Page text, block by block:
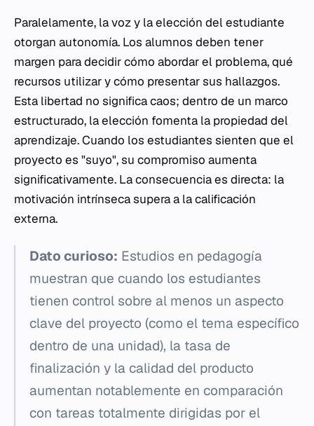
Paralelamente, la voz y la elección del estudiante
otorgan autonomía. Los alumnos deben tener
margen para decidir cómo abordar el problema, qué
recursos utilizar y cómo presentar sus hallazgos.
Esta libertad no significa caos; dentro de un marco
estructurado, la elección fomenta la propiedad del
aprendizaje. Cuando los estudiantes sienten que el
proyecto es "suyo", su compromiso aumenta
significativamente. La consecuencia es directa: la
motivación intrínseca supera a la calificación
externa.
Dato curioso: Estudios en pedagogía
muestran que cuando los estudiantes
tienen control sobre al menos un aspecto
clave del proyecto (como el tema específico
dentro de una unidad), la tasa de
finalización y la calidad del producto
aumentan notablemente en comparación
con tareas totalmente dirigidas por el